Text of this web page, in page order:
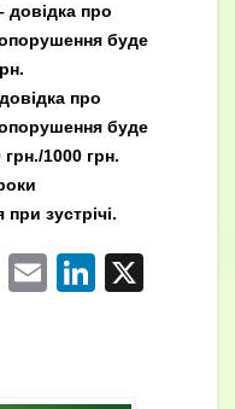
довідка про
буде
про
буде
1000 грн.
зустрічі.
T
E
Li